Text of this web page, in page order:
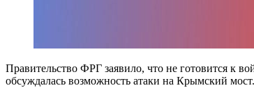
Правительство ФРГ заявило, что не готовится к
обсуждалась возможность атаки на Крымский